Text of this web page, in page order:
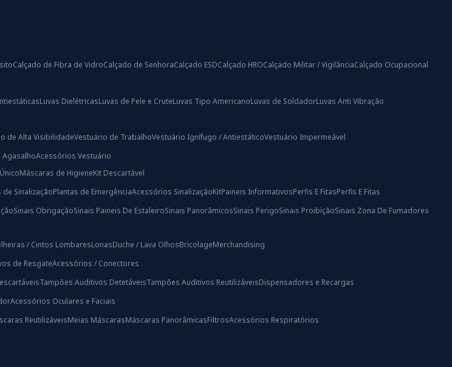
Calçado de Fibra de VidroCalçado de SenhoraCalçado ESDCalçado HROCalçado Militar / VigilânciaCalçado Ocupacional
Luvas DielétricasLuvas de Pele e CruteLuvas Tipo AmericanoLuvas de SoldadorLuvas Anti Vibração
de Alta VisibilidadeVestuário de TrabalhoVestuário Ignífugo / AntiestáticoVestuário Impermeável
AgasalhoAcessórios Vestuário
Máscaras de HigieneKit Descartável
de SinalizaçãoPlantas de EmergênciaAcessórios SinalizaçãoKitPaineis InformativosPerfis E FitasPerfis E Fitas
Sinais ObrigaçãoSinais Paineis De EstaleiroSinais PanorâmicosSinais PerigoSinais ProibiçãoSinais Zona De Fumadores
/ Cintos LombaresLonasDuche / Lava OlhosBricolageMerchandising
de ResgateAcessórios / Conectores
Tampões Auditivos DetetáveisTampões Auditivos ReutilizáveisDispensadores e Recargas
Acessórios Oculares e Faciais
ReutilizáveisMeias MáscarasMáscaras PanorâmicasFiltrosAcessórios Respiratórios